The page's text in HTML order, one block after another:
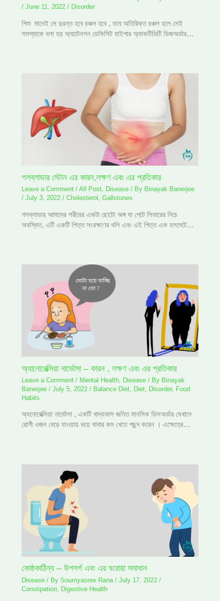
/June 11, 2022/ Disorder
শিশু মানেই সে দুরন্ত হবে চঞ্চল হবে , তবে অতিরিক্ত চঞ্চল হলে সেই
সমস্যাকে বলা হয় অ্যাটেনশন ডেফিসিট হাইপার অ্যাকটিভিটি ডিজঅর্ডার…
গলব্লাডার স্টোন এর কারন,লক্ষণ এবং এর প্রতিকার
Leave a Comment /All Post Disease / By Binayak Banerjee
/July 3, 2022/Cholesterol ,Gallstones
গলব্লাডার আমাদের শরীরের একটা ছোটো অঙ্গ যা পেটে লিভারের নিচে
অবস্থিত, এটি একটি পিত্ত সংরক্ষণের থলি এবং এই পিত্ত এক হলদেটে…
অ্যানোরেক্সিয়া নার্ভোসা – কারন , লক্ষণ এবং এর প্রতিকার
Leave a Comment / Mental Health Disease / By Binayak
Banerjee/July 5, 2022/ Balance Diet Diet Disorder, Food
Habits
অ্যনোরেক্সিয়া নার্ভোসা , একটি খাদ্যভাস জনিত মানসিক ডিসঅর্ডার যেখানে
রোগী ওজন বেড়ে যাওয়ায় ভয়ে খাবার কম খেতে পছন্দ করেন । এক্ষেত্রে…
কোষ্ঠকাঠিন্য – উপসর্গ এবং এর ঘরোয়া সমাধান
Disease / BySoumyasree Rana/July 17, 2022/
Constipation
Digestive Health